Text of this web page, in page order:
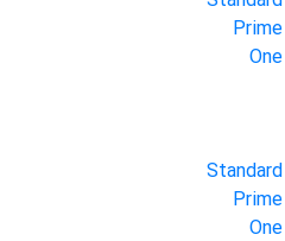
Prime
One
Standard
Prime
One